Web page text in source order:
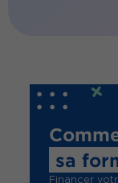
sa
Financer